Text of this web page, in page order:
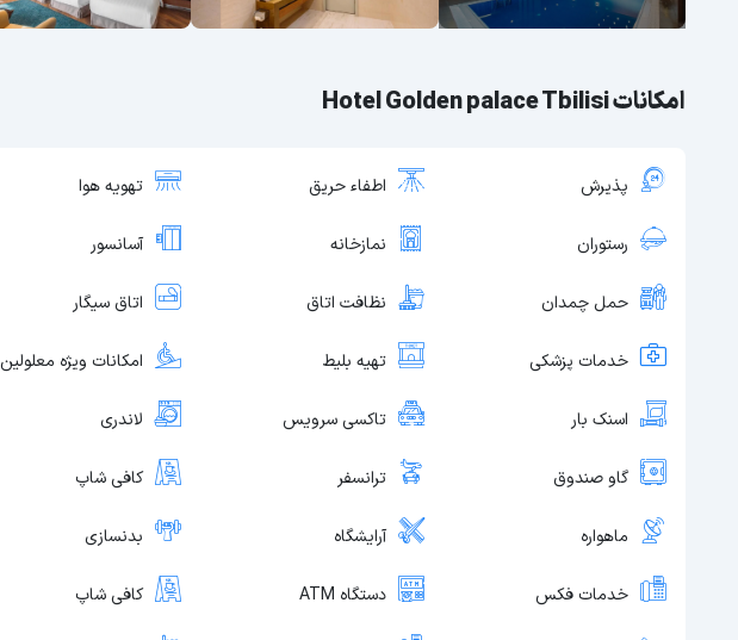
امکانات Hotel Golden palace Tbilisi
پذیرش اطفاء حریق تهویه هوا
رستوران نمازخانه آسانسور
حمل چمدان نظافت اتاق اتاق سیگار
خدمات پزشکی تهیه بلیط امکانات ویژه معلولین
اسنک بار تاکسی سرویس لاندری
گاو صندوق ترانسفر کافی شاپ
ماهواره آرایشگاه بدنسازی
خدمات فکس دستگاه ATM کافی شاپ